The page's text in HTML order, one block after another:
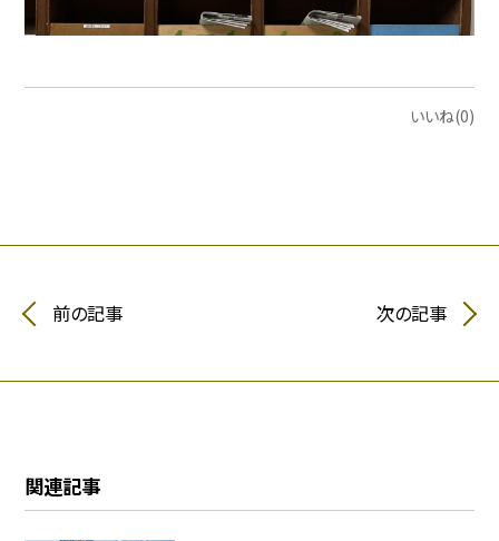
いいね(0)
前の記事 次の記事
関連記事